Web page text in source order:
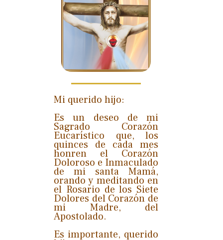
Mi querido hijo:
Es un deseo de mi
Sagrado Corazón
Eucarístico que, los
quinces de cada mes
honren el Corazón
Doloroso e Inmaculado
de mi santa Mamá,
orando y meditando en
el Rosario de los Siete
Dolores del Corazón de
mi Madre, del
Apostolado.
Es importante, querido